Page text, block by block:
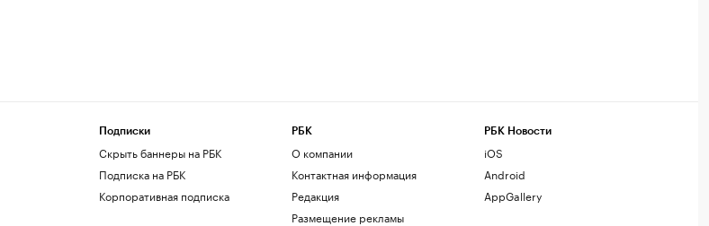
Подписки
Скрыть баннеры на РБК
Подписка на РБК
Корпоративная подписка
РБК
О компании
Контактная информация
Редакция
Размещение рекламы
РБК Новости
iOS
Android
AppGallery